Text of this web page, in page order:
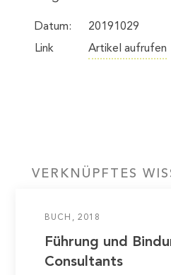
Datum:
20191029
Link
Artikel aufrufen
VERKNÜPFTES
BUCH 2018
Führung und
Consultants